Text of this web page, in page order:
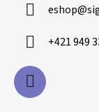
eshop@
+421 949